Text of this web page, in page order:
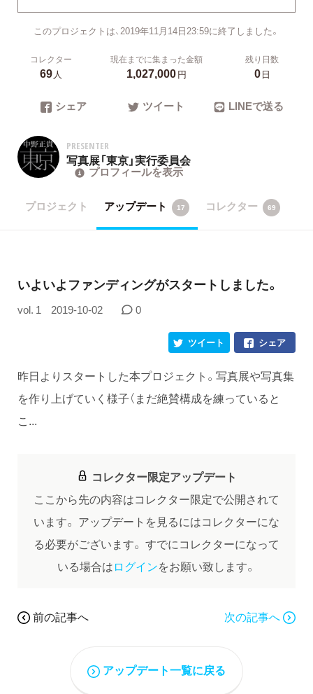
このプロジェクトは、2019年11月14日23:59に終了しました。
コレクター
69人
現在までに集まった金額
1,027,000円
残り日数
0日
シェア ツイート LINEで送る
PRESENTER
写真展「東京」実行委員会
プロフィールを表示
プロジェクト アップデート 17 コレクター 69
いよいよファンディングがスタートしました。
vol. 1 2019-10-02 0
シェア
ツイート
昨日よりスタートした本プロジェクト。写真展や写真集
を作り上げていく様子（まだ絶賛構成を練っていると
こ...
コレクター限定アップデート
ここから先の内容はコレクター限定で公開されて
います。 アップデートを見るにはコレクターにな
る必要がございます。 すでにコレクターになって
いる場合はログインをお願い致します。
前の記事へ 次の記事へ
アップデート一覧に戻る